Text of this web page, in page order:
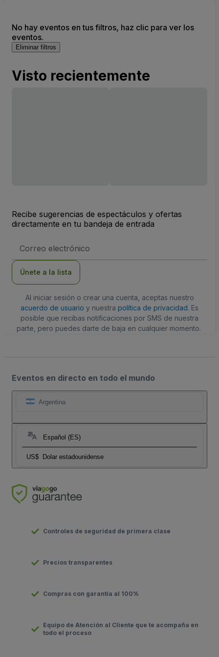
No hay eventos en tus filtros, haz clic para ver los
eventos.
Eliminar filtros
Visto recientemente
Recibe sugerencias de espectáculos y ofertas
directamente en tu bandeja de entrada
de
Únete a la lista
Al iniciar sesión o crear una cuenta, aceptas nuestro
acuerdo de usuario y nuestra política de privacidad. Es
posible que recibas notificaciones por SMS de nuestra
parte, pero puedes darte de baja en cualquier momento.
Eventos en directo en todo el mundo
Argentina
Español (ES)
US$ Dolar estadounidense
Controles de seguridad de primera clase
Precios transparentes
Compras con garantía al 100%
Equipo de Atención al Cliente que te acompaña en
todo el proceso